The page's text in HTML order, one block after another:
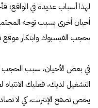
لهذا أسباب عديدة في
أحيان أخرى بسبب توجه
بحجب الفيسبوك وابتكار
في بعض الأحيان، سبب الحجب
التشغيل لديك، فعليك
يخص تصفح الإنترنت، كي لا